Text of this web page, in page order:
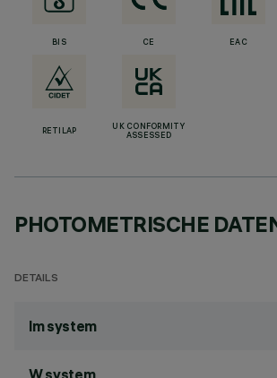
BIS CE EAC
RETILAP
UK CONFORMITY
ASSESSED
PHOTOMETRISCHE
DETAILS
lm system
W system